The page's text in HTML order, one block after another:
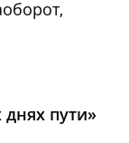
днях пути»